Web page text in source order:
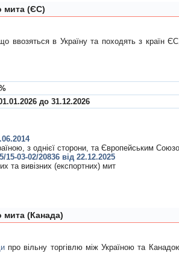
мита (ЄС)
в Україну та походять з країн
до 31.12.2026
від 27.06.2014
з однiєї сторони, та Європейським
03-02/20836 від 22.12.2025
та вивiзних (експортних) мит
мита (Канада)
про вiльну торгiвлю мiж Україною та Канадою